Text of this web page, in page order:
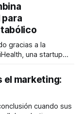
gracias a la
una startup
y monitoreo
a tomar mejores
propuesta busca
el marketing:
cuando sus